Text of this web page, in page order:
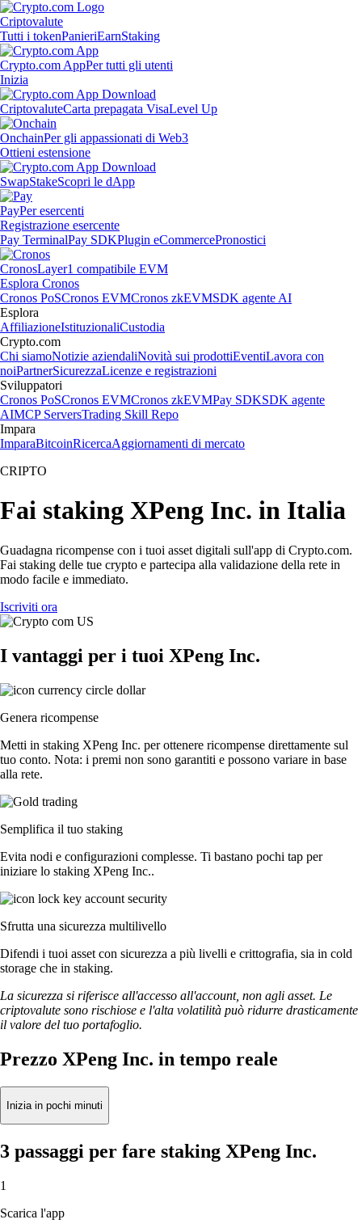
Criptovalute
Tutti i tokenPanieriEarnStaking
Crypto.com AppPer tutti gli utenti
Inizia
CriptovaluteCarta prepagata VisaLevel Up
OnchainPer gli appassionati di Web3
Ottieni estensione
SwapStakeScopri le dApp
PayPer esercenti
Registrazione esercente
Pay TerminalPay SDKPlugin eCommercePronostici
CronosLayer1 compatibile EVM
Esplora Cronos
Cronos PoSCronos EVMCronos zkEVMSDK agente AI
Esplora
AffiliazioneIstituzionaliCustodia
Crypto.com
Chi siamoNotizie aziendaliNovità sui prodottiEventiLavora con
noiPartnerSicurezzaLicenze e registrazioni
Sviluppatori
Cronos PoSCronos EVMCronos zkEVMPay SDKSDK agente
AIMCP ServersTrading Skill Repo
Impara
ImparaBitcoinRicercaAggiornamenti di mercato
CRIPTO
Fai staking XPeng Inc. in Italia
Guadagna ricompense con i tuoi asset digitali sull'app di Crypto.com.
Fai staking delle tue crypto e partecipa alla validazione della rete in
modo facile e immediato.
Iscriviti ora
I vantaggi per i tuoi XPeng Inc.
Genera ricompense
Metti in staking XPeng Inc. per ottenere ricompense direttamente sul
tuo conto. Nota: i premi non sono garantiti e possono variare in base
alla rete.
Semplifica il tuo staking
Evita nodi e configurazioni complesse. Ti bastano pochi tap per
iniziare lo staking XPeng Inc..
Sfrutta una sicurezza multilivello
Difendi i tuoi asset con sicurezza a più livelli e crittografia, sia in cold
storage che in staking.
La sicurezza si riferisce all'accesso all'account, non agli asset. Le
criptovalute sono rischiose e l'alta volatilità può ridurre drasticamente
il valore del tuo portafoglio.
Prezzo XPeng Inc. in tempo reale
Inizia in pochi minuti
3 passaggi per fare staking XPeng Inc.
1
Scarica l'app